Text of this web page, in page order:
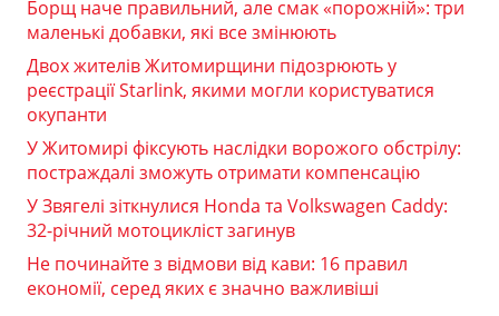
Борщ наче правильний, але смак «порожній»: три
маленькі добавки, які все змінюють
Двох жителів Житомирщини підозрюють у
реєстрації Starlink, якими могли користуватися
окупанти
У Житомирі фіксують наслідки ворожого обстрілу:
постраждалі зможуть отримати компенсацію
У Звягелі зіткнулися Honda та Volkswagen Caddy:
32-річний мотоцикліст загинув
Не починайте з відмови від кави: 16 правил
економії, серед яких є значно важливіші